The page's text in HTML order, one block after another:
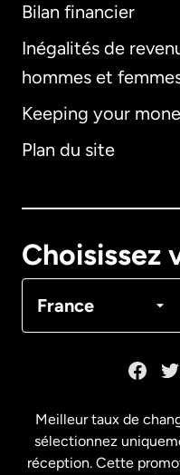
Bilan financier
Inégalités de
hommes et
Keeping your
Plan du site
Choisissez
France
International
Allemagne
États-Unis
Meilleur taux de
sélectionnez
réception. Cette